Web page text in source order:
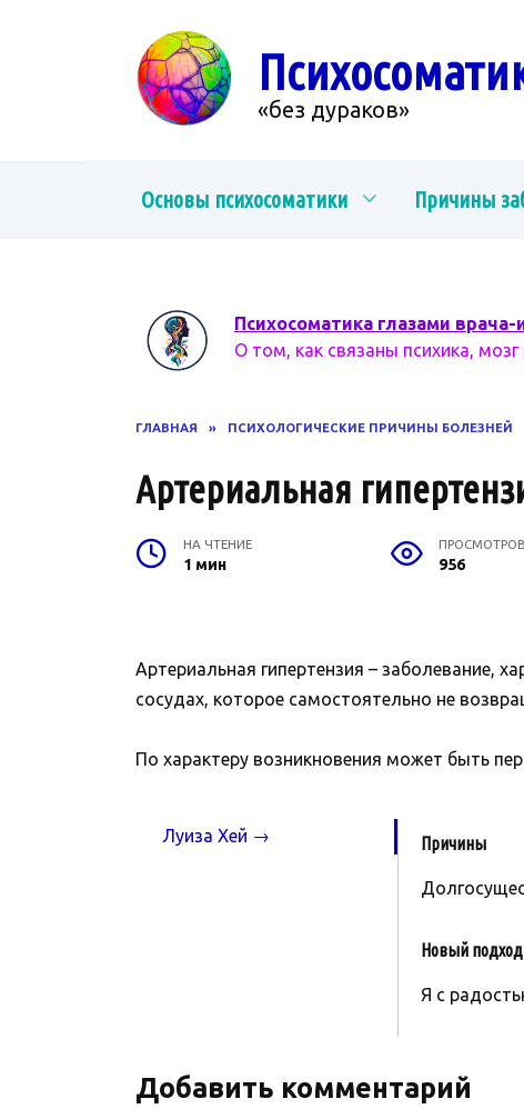
«без дураков»
Основы психосоматики Причины
Психосоматика глазами
О том, как связаны психика,
ГЛАВНАЯ » ПСИХОЛОГИЧЕСКИЕ ПРИЧИНЫ БОЛЕЗНЕЙ
Артериальная
НА ЧТЕНИЕ
1 мин
ПРОСМОТРОВ
956
Артериальная гипертензия – заболевание,
сосудах, которое самостоятельно не
По характеру возникновения может быть
Луиза Хей → Причины
Новый подход
Я с
Добавить комментарий